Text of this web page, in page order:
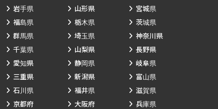
岩手県
山形県
宮城県
福島県
栃木県
茨城県
群馬県
埼玉県
神奈川県
千葉県
山梨県
長野県
愛知県
静岡県
岐阜県
三重県
新潟県
富山県
石川県
福井県
滋賀県
京都府
大阪府
兵庫県